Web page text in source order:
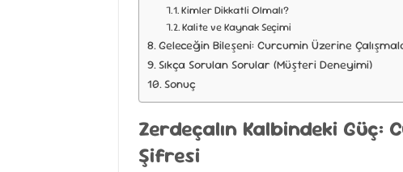
Kimler Dikkatli Olmalı?
Kalite ve Kaynak Seçimi
Geleceğin Bileşeni: Curcumin Üzerine
Sıkça Sorulan Sorular (Müşteri Deneyimi)
Sonuç
Zerdeçalın Kalbindeki Güç:
Şifresi